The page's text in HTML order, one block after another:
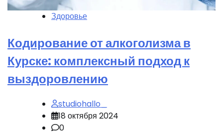
Здоровье
Кодирование от алкоголизма в
Курске: комплексный подход к
выздоровлению
studiohallo_
18 октября 2024
0